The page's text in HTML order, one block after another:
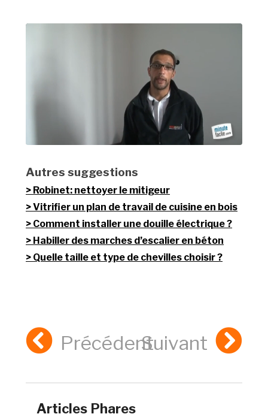
Autres suggestions
Robinet: nettoyer le mitigeur
Vitrifier un plan de travail de cuisine en bois
Comment installer une douille électrique ?
Habiller des marches d’escalier en béton
Quelle taille et type de chevilles choisir ?
PrécédentSuivant
Articles Phares